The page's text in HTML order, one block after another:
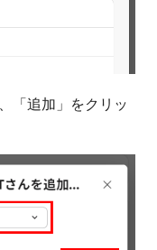
「追加」をクリッ